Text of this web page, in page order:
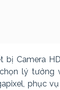
bị Camera
lý tưởng
phục